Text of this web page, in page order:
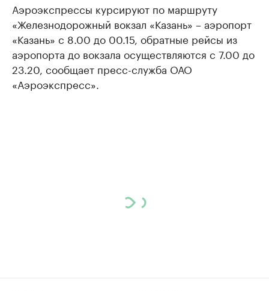
Аэроэкспрессы курсируют по маршруту
«Железнодорожный вокзал «Казань» – аэропорт
«Казань» с 8.00 до 00.15, обратные рейсы из
аэропорта до вокзала осуществляются с 7.00 до
23.20, сообщает пресс-служба ОАО
«Аэроэкспресс».